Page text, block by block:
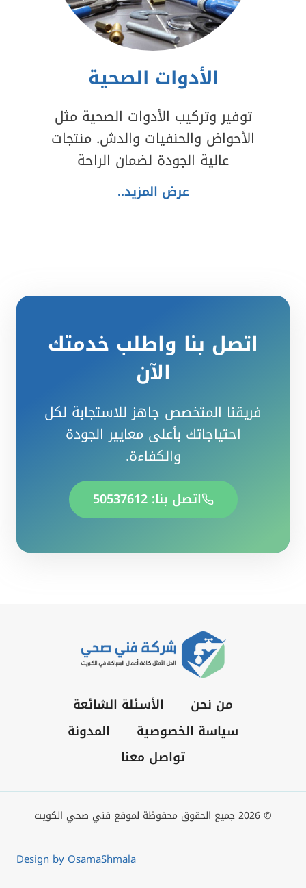
الأدوات الصحية
توفير وتركيب الأدوات الصحية مثل
الأحواض والحنفيات والدش. منتجات
عالية الجودة لضمان الراحة
عرض المزيد..
اتصل بنا واطلب خدمتك
الآن
فريقنا المتخصص جاهز للاستجابة لكل
احتياجاتك بأعلى معايير الجودة
والكفاءة.
اتصل بنا: 50537612
من نحن
الأسئلة الشائعة
سياسة الخصوصية
المدونة
تواصل معنا
© 2026 جميع الحقوق محفوظة لموقع فني صحي الكويت
Design by OsamaShmala